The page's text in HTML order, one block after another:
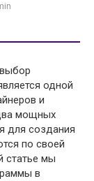
одной
и
мощных
для создания
по своей
статье мы
в